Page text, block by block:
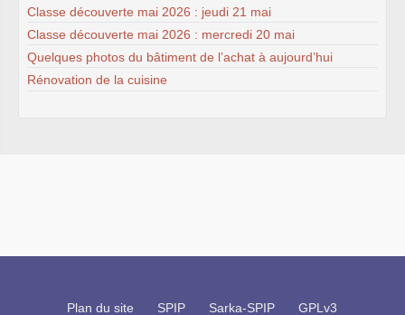
Classe découverte mai 2026 : jeudi 21 mai
Classe découverte mai 2026 : mercredi 20 mai
Quelques photos du bâtiment de l’achat à aujourd’hui
Rénovation de la cuisine
Plan du site SPIP Sarka-SPIP GPLv3